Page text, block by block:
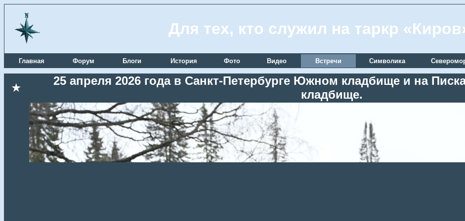
Для тех, кто служил на таркр
Главная Форум Блоги История Фото Видео Встречи Символика
★
25 апреля 2026 года в Санкт-Петербурге Южном кладбище и на
кладбище.